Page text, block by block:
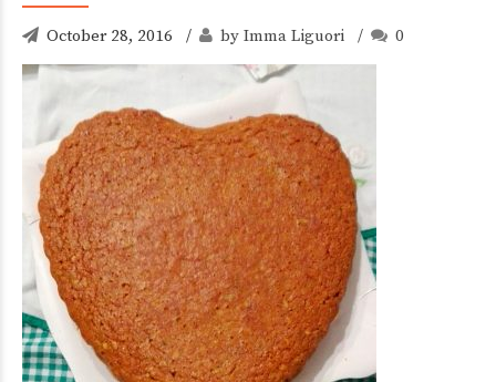
October 28, 2016 by Imma Liguori 0